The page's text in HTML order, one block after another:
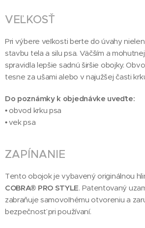
VEĽKOSŤ
Pri výbere veľkosti berte do úvahy
stavbu tela a silu psa. Väčším a
spravidla lepšie sadnú širšie obojky.
tesne za ušami alebo v najužšej časti
Do poznámky k objednávke uveďte:
• obvod krku psa
• vek psa
ZAPÍNANIE
Tento obojok je vybavený originálnou
COBRA® PRO STYLE. Patentovaný
zabraňuje samovoľnému otvoreniu a
bezpečnosť pri používaní.